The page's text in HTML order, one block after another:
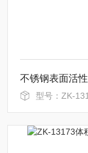
不锈钢表面活
型号：ZK-